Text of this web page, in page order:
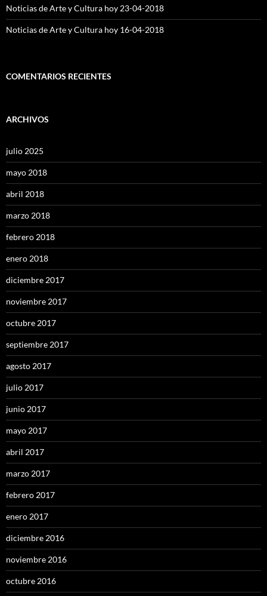
Noticias de Arte y Cultura hoy 23-04-2018
Noticias de Arte y Cultura hoy 16-04-2018
COMENTARIOS RECIENTES
ARCHIVOS
julio 2025
mayo 2018
abril 2018
marzo 2018
febrero 2018
enero 2018
diciembre 2017
noviembre 2017
octubre 2017
septiembre 2017
agosto 2017
julio 2017
junio 2017
mayo 2017
abril 2017
marzo 2017
febrero 2017
enero 2017
diciembre 2016
noviembre 2016
octubre 2016